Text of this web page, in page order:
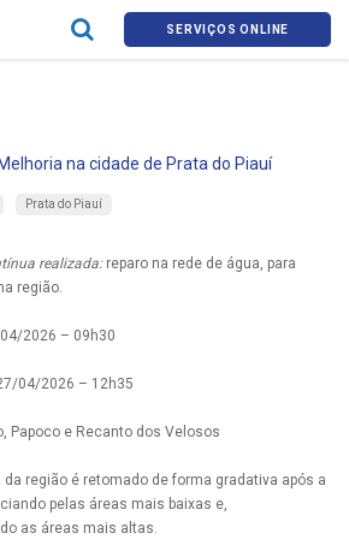
SERVIÇOS ONLINE
na cidade de Prata do Piauí
Prata do Piauí
realizada:reparo na rede de água, para
região.
2026 – 09h30
04/2026 – 12h35
Papoco e Recanto dos Velosos
região é retomado de forma gradativa após a
pelas áreas mais baixas e,
as áreas mais altas.